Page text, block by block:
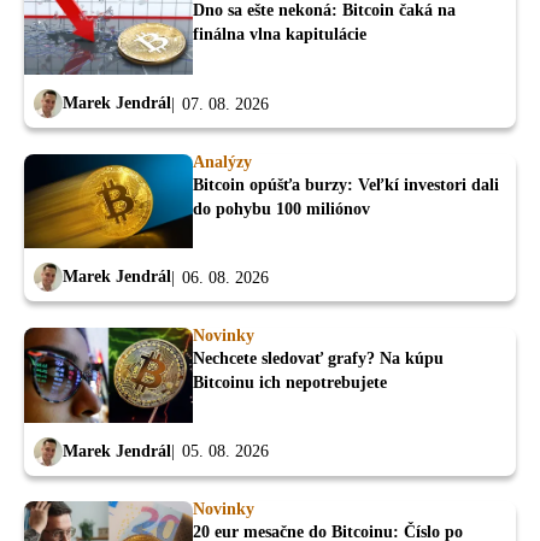
Dno sa ešte nekoná: Bitcoin čaká na
finálna vlna kapitulácie
Marek Jendrál 07. 08. 2026
Analýzy
Bitcoin opúšťa burzy: Veľkí investori dali
do pohybu 100 miliónov
Marek Jendrál 06. 08. 2026
Novinky
Nechcete sledovať grafy? Na kúpu
Bitcoinu ich nepotrebujete
Marek Jendrál 05. 08. 2026
Novinky
20 eur mesačne do Bitcoinu: Číslo po